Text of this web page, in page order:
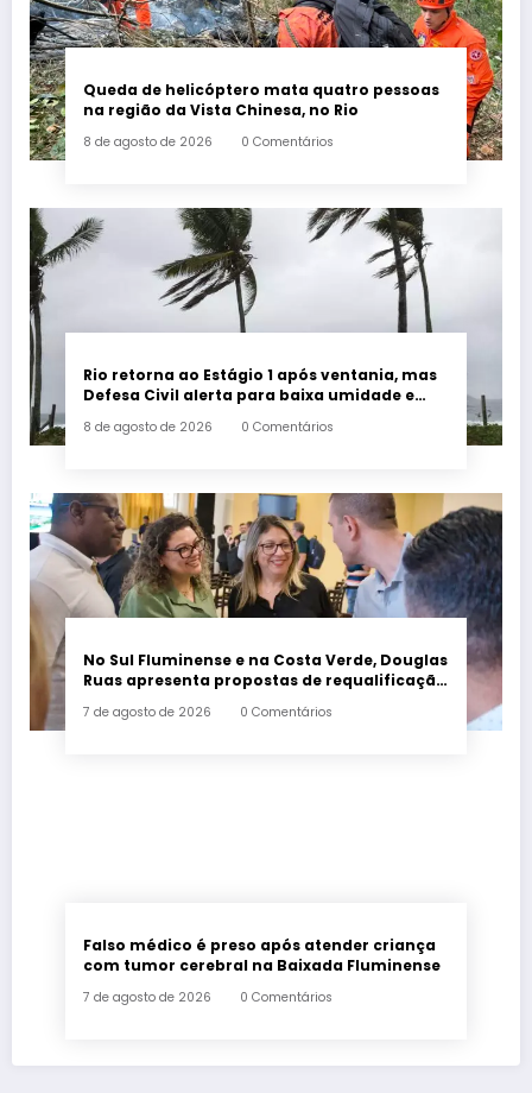
Queda de helicóptero mata quatro pessoas
na região da Vista Chinesa, no Rio
8 de agosto de 2026 0 Comentários
Rio retorna ao Estágio 1 após ventania, mas
Defesa Civil alerta para baixa umidade e
8 de agosto de 2026 0 Comentários
No Sul Fluminense e na Costa Verde, Douglas
Ruas apresenta propostas de requalificação
7 de agosto de 2026 0 Comentários
Falso médico é preso após atender criança
com tumor cerebral na Baixada Fluminense
7 de agosto de 2026 0 Comentários